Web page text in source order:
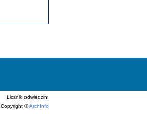
Licznik odwiedzin:
Copyright ©ArchInfo